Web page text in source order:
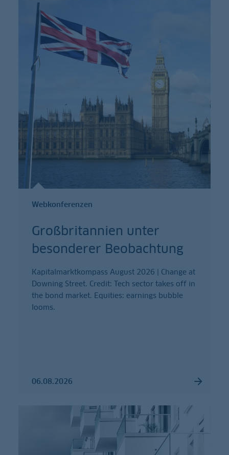
Webkonferenzen
Großbritannien unter
besonderer Beobachtung
Kapitalmarktkompass August 2026 | Change at
Downing Street. Credit: Tech sector takes off in
the bond market. Equities: earnings bubble
looms.
06.08.2026